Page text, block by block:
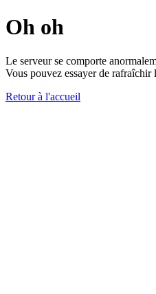
Oh oh
Le serveur se comporte
Vous pouvez essayer de
Retour à l'accueil